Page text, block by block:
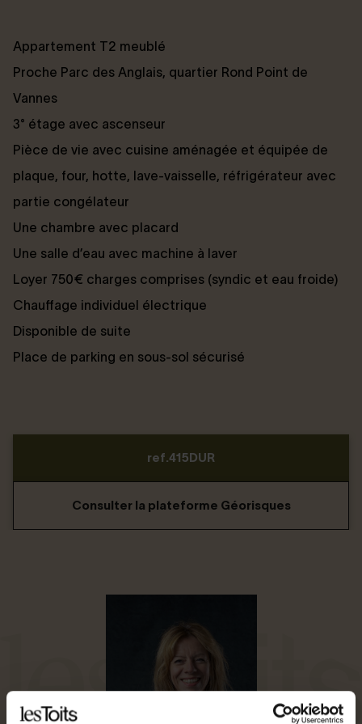
Appartement T2 meublé
Proche Parc des Anglais, quartier Rond Point de
Vannes
3° étage avec ascenseur
Pièce de vie avec cuisine aménagée et équipée de
plaque, four, hotte, lave-vaisselle, réfrigérateur avec
partie congélateur
Une chambre avec placard
Une salle d’eau avec machine à laver
Loyer 750€ charges comprises (syndic et eau froide)
Chauffage individuel électrique
Disponible de suite
Place de parking en sous-sol sécurisé
ref.415DUR
Consulter la plateforme Géorisques